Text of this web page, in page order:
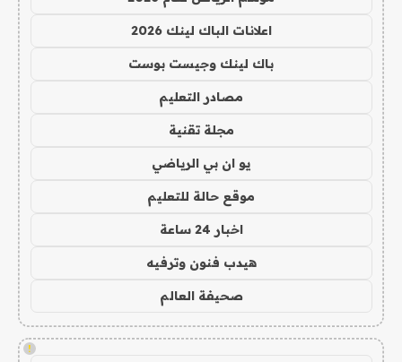
اعلانات الباك لينك 2026
باك لينك وجيست بوست
مصادر التعليم
مجلة تقنية
يو ان بي الرياضي
موقع حالة للتعليم
اخبار 24 ساعة
هيدب فنون وترفيه
صحيفة العالم
!